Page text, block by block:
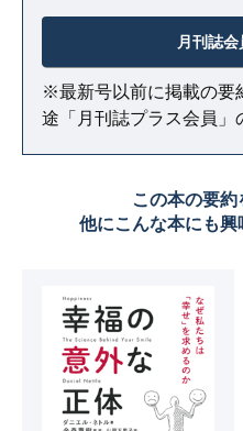
月刊誌
※最新号以前に掲載の要
途「月刊誌プラス会員」
この本の要約
他にこんな本にも興